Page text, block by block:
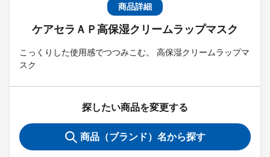
商品詳細
ケアセラＡＰ高保湿クリームラップマスク
こっくりした使用感でつつみこむ。 高保湿クリームラップマ
スク
探したい商品を変更する
商品（ブランド）名から探す